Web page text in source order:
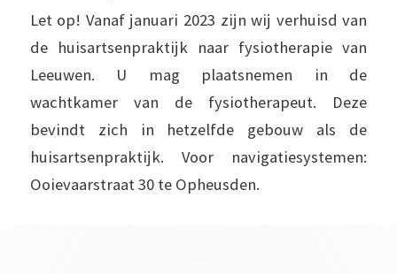
Let op! Vanaf januari 2023 zijn wij verhuisd van
de huisartsenpraktijk naar fysiotherapie van
Leeuwen. U mag plaatsnemen in de
wachtkamer van de fysiotherapeut. Deze
bevindt zich in hetzelfde gebouw als de
huisartsenpraktijk. Voor navigatiesystemen:
Ooievaarstraat 30 te Opheusden.